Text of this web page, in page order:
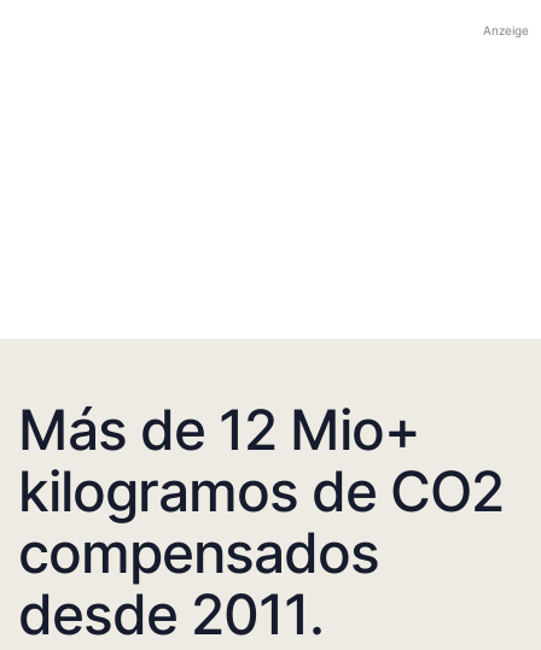
Anzeige
Más de 12 Mio+
kilogramos de CO2
compensados
desde 2011.